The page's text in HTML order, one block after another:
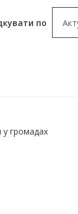
по
у громадах